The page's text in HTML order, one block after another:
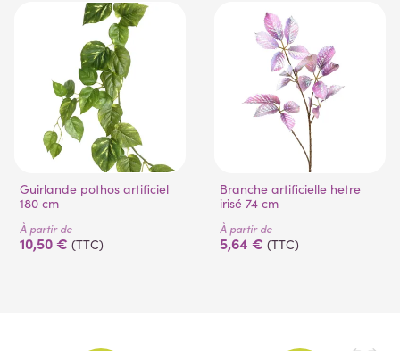
Guirlande pothos artificiel
180 cm
À partir de
10,50 € (TTC)
Branche artificielle hetre
irisé 74 cm
À partir de
5,64 € (TTC)